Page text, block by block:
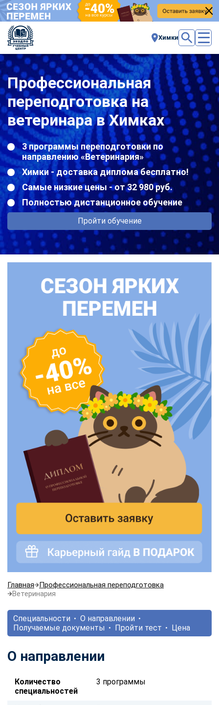
Химки
Профессиональная
переподготовка на
ветеринара в Химках
3 программы переподготовки по
направлению «Ветеринария»
Химки - доставка диплома бесплатно!
Самые низкие цены - от 32 980 руб.
Полностью дистанционное обучение
Пройти обучение
Главная
Профессиональная переподготовка
Ветеринария
Специальности
О направлении
Получаемые документы
Пройти тест Цена
О направлении
Количество
специальностей
3 программы